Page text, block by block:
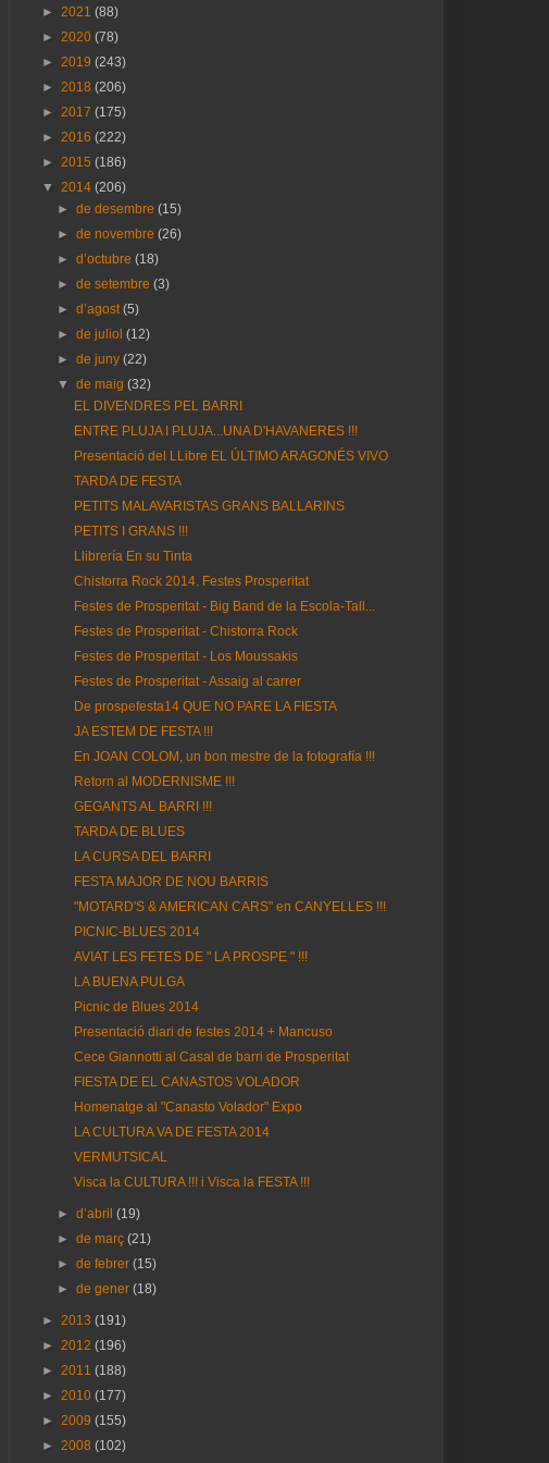
► 2021 (88)
► 2020 (78)
► 2019 (243)
► 2018 (206)
► 2017 (175)
► 2016 (222)
► 2015 (186)
▼ 2014 (206)
►de desembre(15)
►de novembre(26)
►d’octubre(18)
►de setembre(3)
►d’agost(5)
►de juliol(12)
►de juny(22)
▼de maig(32)
EL DIVENDRES PEL BARRI
ENTRE PLUJA I PLUJA...UNA D'HAVANERES !!!
Presentació del LLibre EL ÚLTIMO ARAGONÉS VIVO
TARDA DE FESTA
PETITS MALAVARISTAS GRANS BALLARINS
PETITS I GRANS !!!
Llibrería En su Tinta
Chistorra Rock 2014. Festes Prosperitat
Festes de Prosperitat - Big Band de la Escola-Tall...
Festes de Prosperitat - Chistorra Rock
Festes de Prosperitat - Los Moussakis
Festes de Prosperitat - Assaig al carrer
De prospefesta14 QUE NO PARE LA FIESTA
JA ESTEM DE FESTA !!!
En JOAN COLOM, un bon mestre de la fotografía !!!
Retorn al MODERNISME !!!
GEGANTS AL BARRI !!!
TARDA DE BLUES
LA CURSA DEL BARRI
FESTA MAJOR DE NOU BARRIS
"MOTARD'S & AMERICAN CARS" en CANYELLES !!!
PICNIC-BLUES 2014
AVIAT LES FETES DE " LA PROSPE " !!!
LA BUENA PULGA
Picnic de Blues 2014
Presentació diari de festes 2014 + Mancuso
Cece Giannotti al Casal de barri de Prosperitat
FIESTA DE EL CANASTOS VOLADOR
Homenatge al "Canasto Volador" Expo
LA CULTURA VA DE FESTA 2014
VERMUTSICAL
Visca la CULTURA !!! i Visca la FESTA !!!
►d’abril(19)
►de març(21)
►de febrer(15)
►de gener(18)
► 2013 (191)
► 2012 (196)
► 2011 (188)
► 2010 (177)
► 2009 (155)
► 2008 (102)